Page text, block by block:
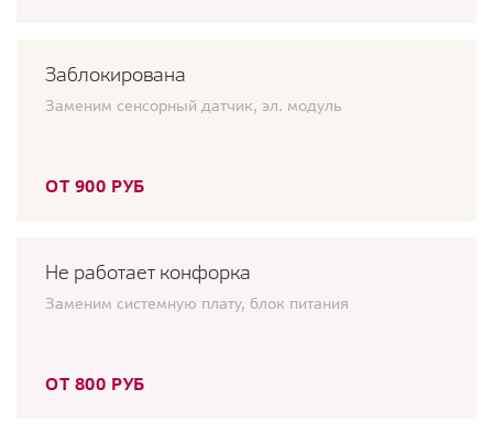
Заблокирована
Заменим сенсорный датчик, эл. модуль
ОТ 900 РУБ
Не работает конфорка
Заменим системную плату, блок питания
ОТ 800 РУБ